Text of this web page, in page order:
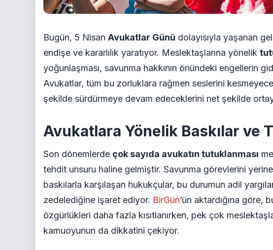
Bugün, 5 Nisan Avukatlar Günü dolayısıyla yaşanan
endişe ve kararlılık yaratıyor. Meslektaşlarına yönelik
yoğunlaşması, savunma hakkının önündeki engellerin
Avukatlar, tüm bu zorluklara rağmen seslerini
şekilde sürdürmeye devam edeceklerini net şekilde
Avukatlara Yönelik Baskılar ve
Son dönemlerde çok sayıda avukatın tutuklanması
tehdit unsuru haline gelmiştir. Savunma görevlerini
baskılarla karşılaşan hukukçular, bu durumun adil
zedelediğine işaret ediyor. BirGün’ün aktardığına göre,
özgürlükleri daha fazla kısıtlanırken, pek çok
kamuoyunun da dikkatini çekiyor.